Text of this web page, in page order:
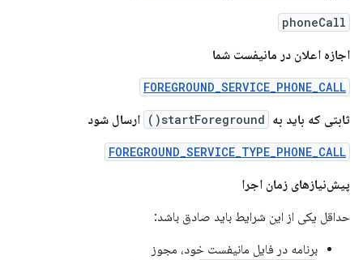
phoneCall
اجازه اعلان در مانیفست شما
FOREGROUND_SERVICE_PHONE_CALL
ثابتی که باید به startForeground() ارسال شود
FOREGROUND_SERVICE_TYPE_PHONE_CALL
پیش‌نیازهای زمان اجرا
حداقل یکی از این شرایط باید صادق باشد:
برنامه در فایل مانیفست خود، مجوز